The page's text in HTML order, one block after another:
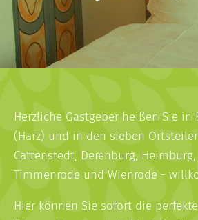
Herzliche Gastgeber heißen Sie in
(Harz) und in den sieben
Cattenstedt, Derenburg,
Timmenrode und Wienrode -
Hier können Sie sofort die perfekte